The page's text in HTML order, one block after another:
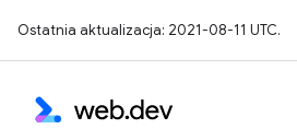
Ostatnia aktualizacja: 2021-08-11 UTC.